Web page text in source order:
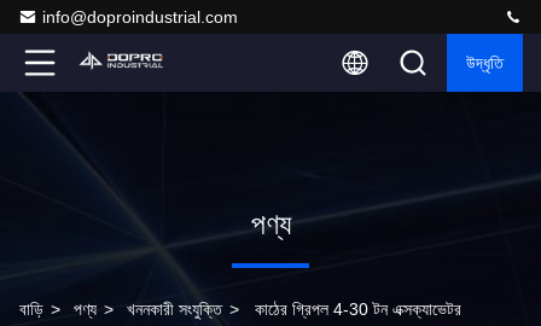
info@doproindustrial.com
উদ্ধৃতি
পণ্য
বাড়ি > পণ্য > খননকারী সংযুক্তি > কাঠের গ্রিপল 4-30 টন এক্সক্যাভেটর